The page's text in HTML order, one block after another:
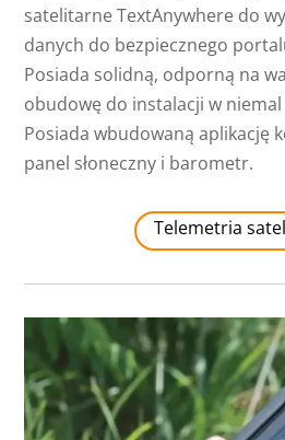
satelitarne TextAnywhere do
danych do bezpiecznego
Posiada solidną, odporną na
obudowę do instalacji w
Posiada wbudowaną aplikację
panel słoneczny i barometr.
Telemetria